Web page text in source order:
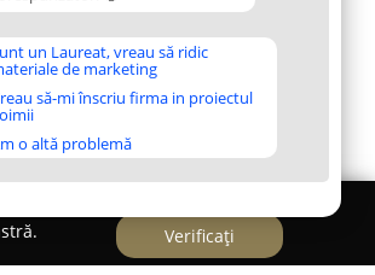
un Laureat, vreau să ridic
de marketing
să-mi înscriu firma in proiectul
o altă problemă
Verificați